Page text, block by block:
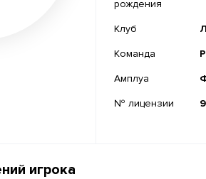
рождения
Клуб
Команда
Амплуа
№ лицензии
игрока